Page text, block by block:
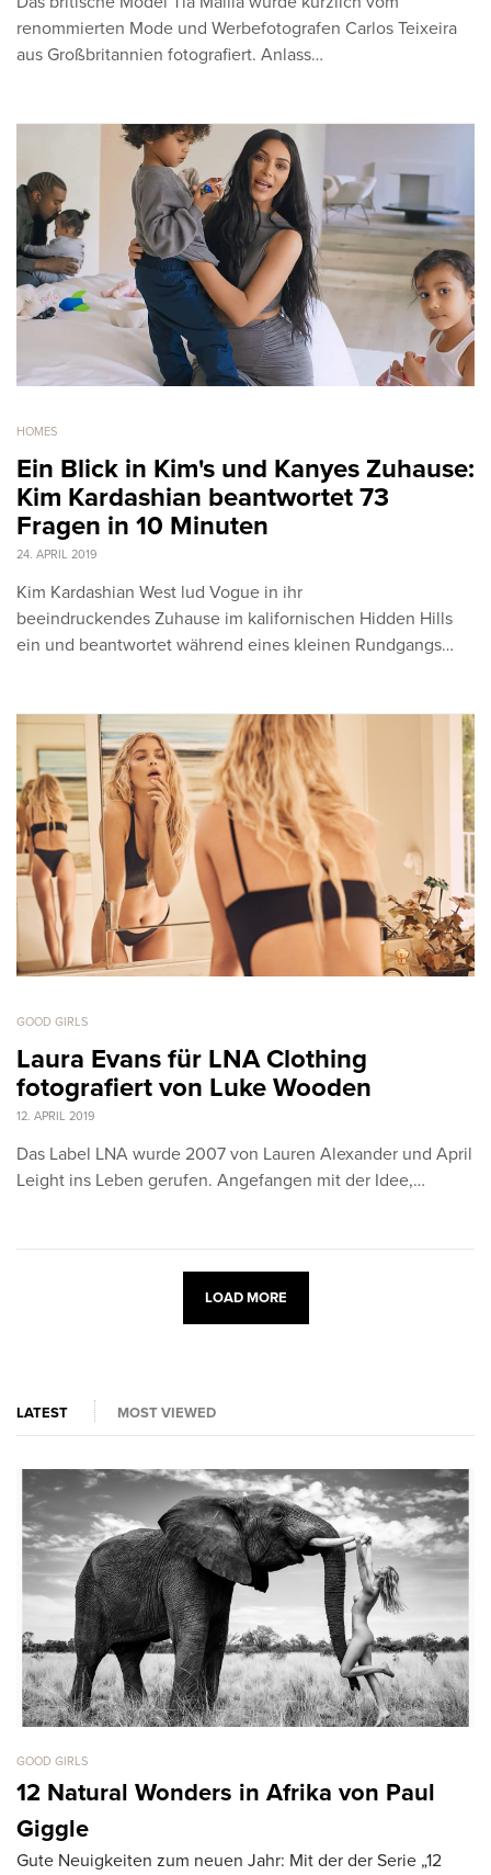
renommierten Mode und Werbefotografen Carlos Teixeira
aus Großbritannien fotografiert. Anlass…
HOMES
Ein Blick in Kim's und Kanyes Zuhause:
Kim Kardashian beantwortet 73
Fragen in 10 Minuten
24. APRIL 2019
Kim Kardashian West lud Vogue in ihr
beeindruckendes Zuhause im kalifornischen Hidden Hills
ein und beantwortet während eines kleinen Rundgangs…
GOOD GIRLS
Laura Evans für LNA Clothing
fotografiert von Luke Wooden
12. APRIL 2019
Das Label LNA wurde 2007 von Lauren Alexander und April
Leight ins Leben gerufen. Angefangen mit der Idee,…
LOAD MORE
LATEST MOST VIEWED
GOOD GIRLS
12 Natural Wonders in Afrika von Paul
Giggle
Gute Neuigkeiten zum neuen Jahr: Mit der der Serie „12